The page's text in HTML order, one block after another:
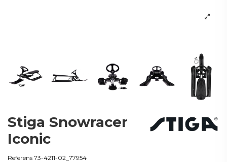
Stiga Snowracer
Iconic
Referens 73-4211-02_77954